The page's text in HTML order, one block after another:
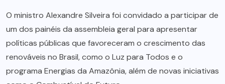
O ministro Alexandre Silveira foi convidado a participar de
um dos painéis da assembleia geral para apresentar
políticas públicas que favoreceram o crescimento das
renováveis no Brasil, como o Luz para Todos e o
programa Energias da Amazônia, além de novas iniciativas